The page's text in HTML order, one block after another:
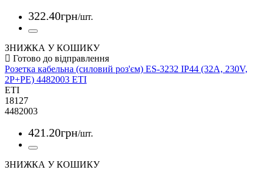
322.40грн/шт.
ЗНИЖКА У КОШИКУ
Розетка кабельна (силовий роз'єм) ES-3232 IP44 (32A, 230V,
2P+PE) 4482003 ETI
ETI
18127
4482003
421.20грн/шт.
ЗНИЖКА У КОШИКУ